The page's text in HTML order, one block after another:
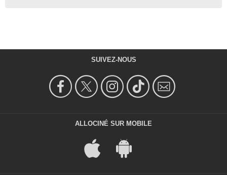
SUIVEZ-NOUS
ALLOCINÉ SUR MOBILE